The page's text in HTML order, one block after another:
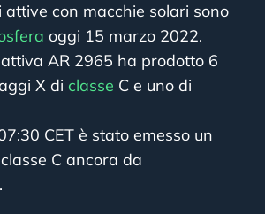
attive con macchie solari sono
oggi 15 marzo 2022.
AR 2965 ha prodotto 6
X di classe C e uno di
CET è stato emesso un
C ancora da